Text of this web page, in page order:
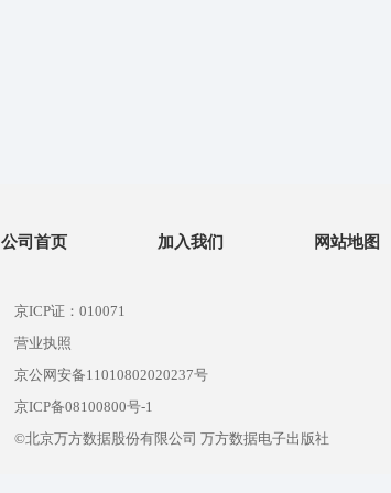
公司首页 加入我们 网站地图
京ICP证：010071
营业执照
京公网安备11010802020237号
京ICP备08100800号-1
©北京万方数据股份有限公司 万方数据电子出版社